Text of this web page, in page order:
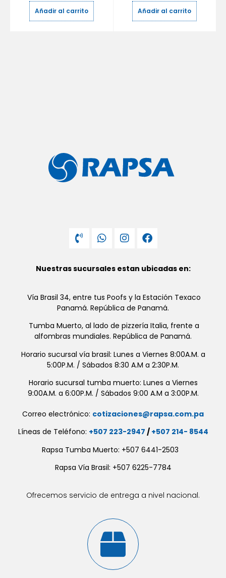
Añadir al carrito Añadir al carrito
Nuestras sucursales estan ubicadas en:
Vía Brasil 34, entre tus Poofs y la Estación Texaco
Panamá. República de Panamá.
Tumba Muerto, al lado de pizzería Italia, frente a
alfombras mundiales. República de Panamá.
Horario sucursal vía brasil: Lunes a Viernes 8:00A.M. a
5:00P.M. / Sábados 8:30 A.M a 2:30P.M.
Horario sucursal tumba muerto: Lunes a Viernes
9:00A.M. a 6:00P.M. / Sábados 9:00 A.M a 3:00P.M.
Correo electrónico: cotizaciones@rapsa.com.pa
Líneas de Teléfono: +507 223-2947 / +507 214- 8544
Rapsa Tumba Muerto: +507 6441-2503
Rapsa Vía Brasil: +507 6225-7784
Ofrecemos servicio de entrega a nivel nacional.